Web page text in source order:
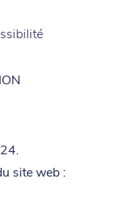
site web :